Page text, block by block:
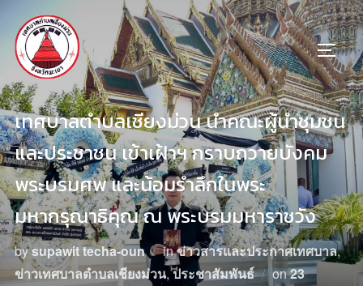
เทศบาลตำบลเชียงม่วน นำคณะผู้นำชุมชน
และประชาชน เข้าเฝ้าฯ กราบถวายบังคม
พระบรมศพ และน้อมรำลึกในพระ
มหากรุณาธิคุณ ณ พระบรมมหาราชวัง
bysupawit techa-oun inข่าวสารและประกาศเทศบาล,
ข่าวเทศบาลตำบลเชียงม่วน,ประชาสัมพันธ์ on23